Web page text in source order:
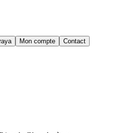
Mon compte
Contact